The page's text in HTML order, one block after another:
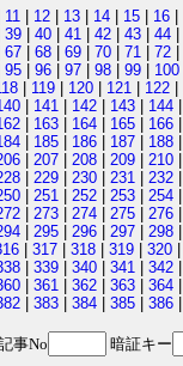
11 | 12 | 13 | 14 | 15 | 16 |
39 | 40 | 41 | 42 | 43 | 44 |
67 | 68 | 69 | 70 | 71 | 72 |
95 | 96 | 97 | 98 | 99 | 100
| 119 | 120 | 121 | 122 |
| 141 | 142 | 143 | 144 |
| 163 | 164 | 165 | 166 |
| 185 | 186 | 187 | 188 |
| 207 | 208 | 209 | 210 |
| 229 | 230 | 231 | 232 |
| 251 | 252 | 253 | 254 |
| 273 | 274 | 275 | 276 |
| 295 | 296 | 297 | 298 |
| 317 | 318 | 319 | 320 |
| 339 | 340 | 341 | 342 |
| 361 | 362 | 363 | 364 |
| 383 | 384 | 385 | 386 |
事No 暗証キー